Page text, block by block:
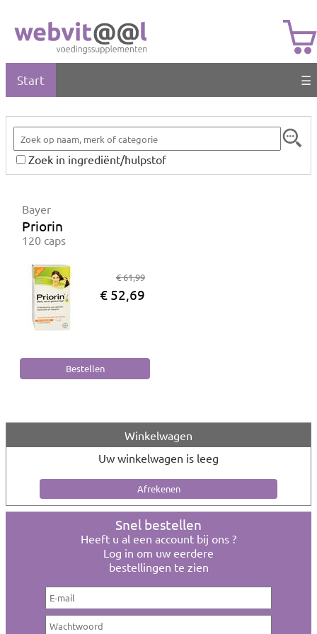
Start ☰
Zoek in ingrediënt/hulpstof
Bayer
Priorin
120 caps
€ 61,99
€ 52,69
Winkelwagen
Uw winkelwagen is leeg
Snel bestellen
Heeft u al een account bij ons ?
Log in om uw eerdere
bestellingen te zien